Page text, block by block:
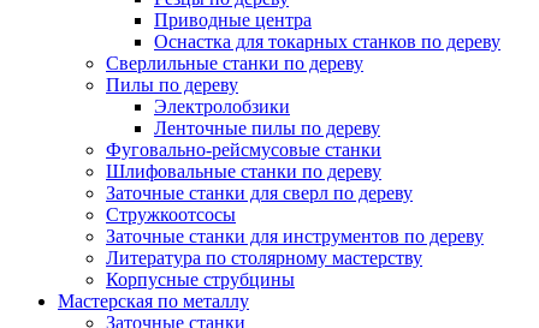
Приводные центра
Оснастка для токарных станков по дереву
Сверлильные станки по дереву
Пилы по дереву
Электролобзики
Ленточные пилы по дереву
Фуговально-рейсмусовые станки
Шлифовальные станки по дереву
Заточные станки для сверл по дереву
Стружкоотсосы
Заточные станки для инструментов по дереву
Литература по столярному мастерству
Корпусные струбцины
Мастерская по металлу
Заточные станки